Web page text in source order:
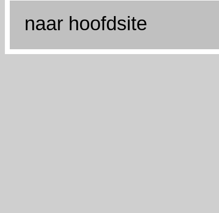
naar hoofdsite